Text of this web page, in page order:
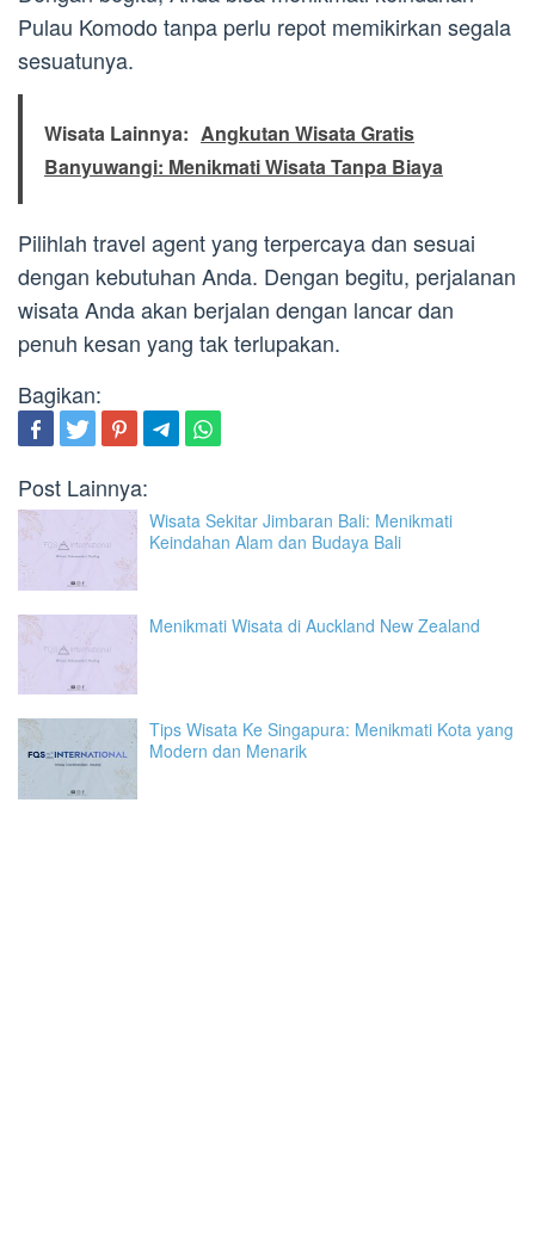
Pulau Komodo tanpa perlu repot memikirkan segala
sesuatunya.
Wisata Lainnya: Angkutan Wisata Gratis
Banyuwangi: Menikmati Wisata Tanpa Biaya
Pilihlah travel agent yang terpercaya dan sesuai
dengan kebutuhan Anda. Dengan begitu, perjalanan
wisata Anda akan berjalan dengan lancar dan
penuh kesan yang tak terlupakan.
Bagikan:
Post Lainnya:
Wisata Sekitar Jimbaran Bali: Menikmati
Keindahan Alam dan Budaya Bali
Menikmati Wisata di Auckland New Zealand
Tips Wisata Ke Singapura: Menikmati Kota yang
Modern dan Menarik